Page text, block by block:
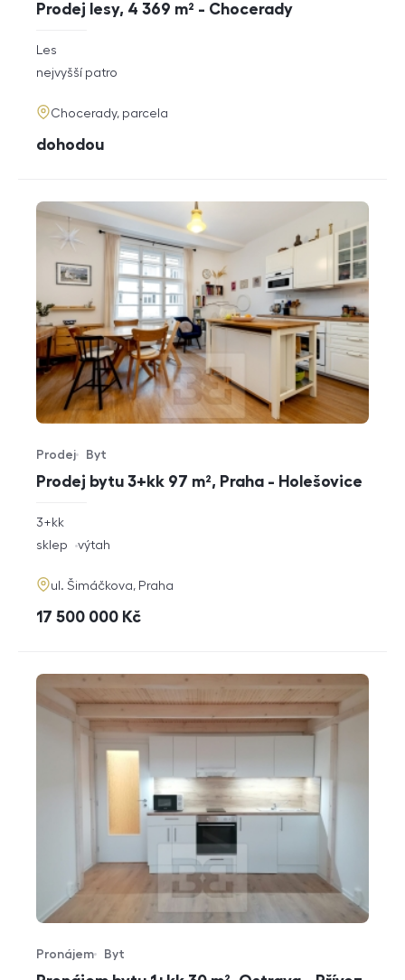
Prodej lesy, 4 369 m² - Chocerady
rozměry
Les
funkce
nejvyšší patro
adresa
Chocerady, parcela
cena
dohodou
Prodej bytu 3+kk 97 m², Praha - Holešovice
Typ nabídky
Prodej
Typ nemovitosti
Byt
rozměry
dispozice
3+kk
funkce
sklep výtah
adresa
ul. Šimáčkova, Praha
cena
17 500 000 Kč
Typ nabídky
Pronájem
Typ nemovitosti
Byt